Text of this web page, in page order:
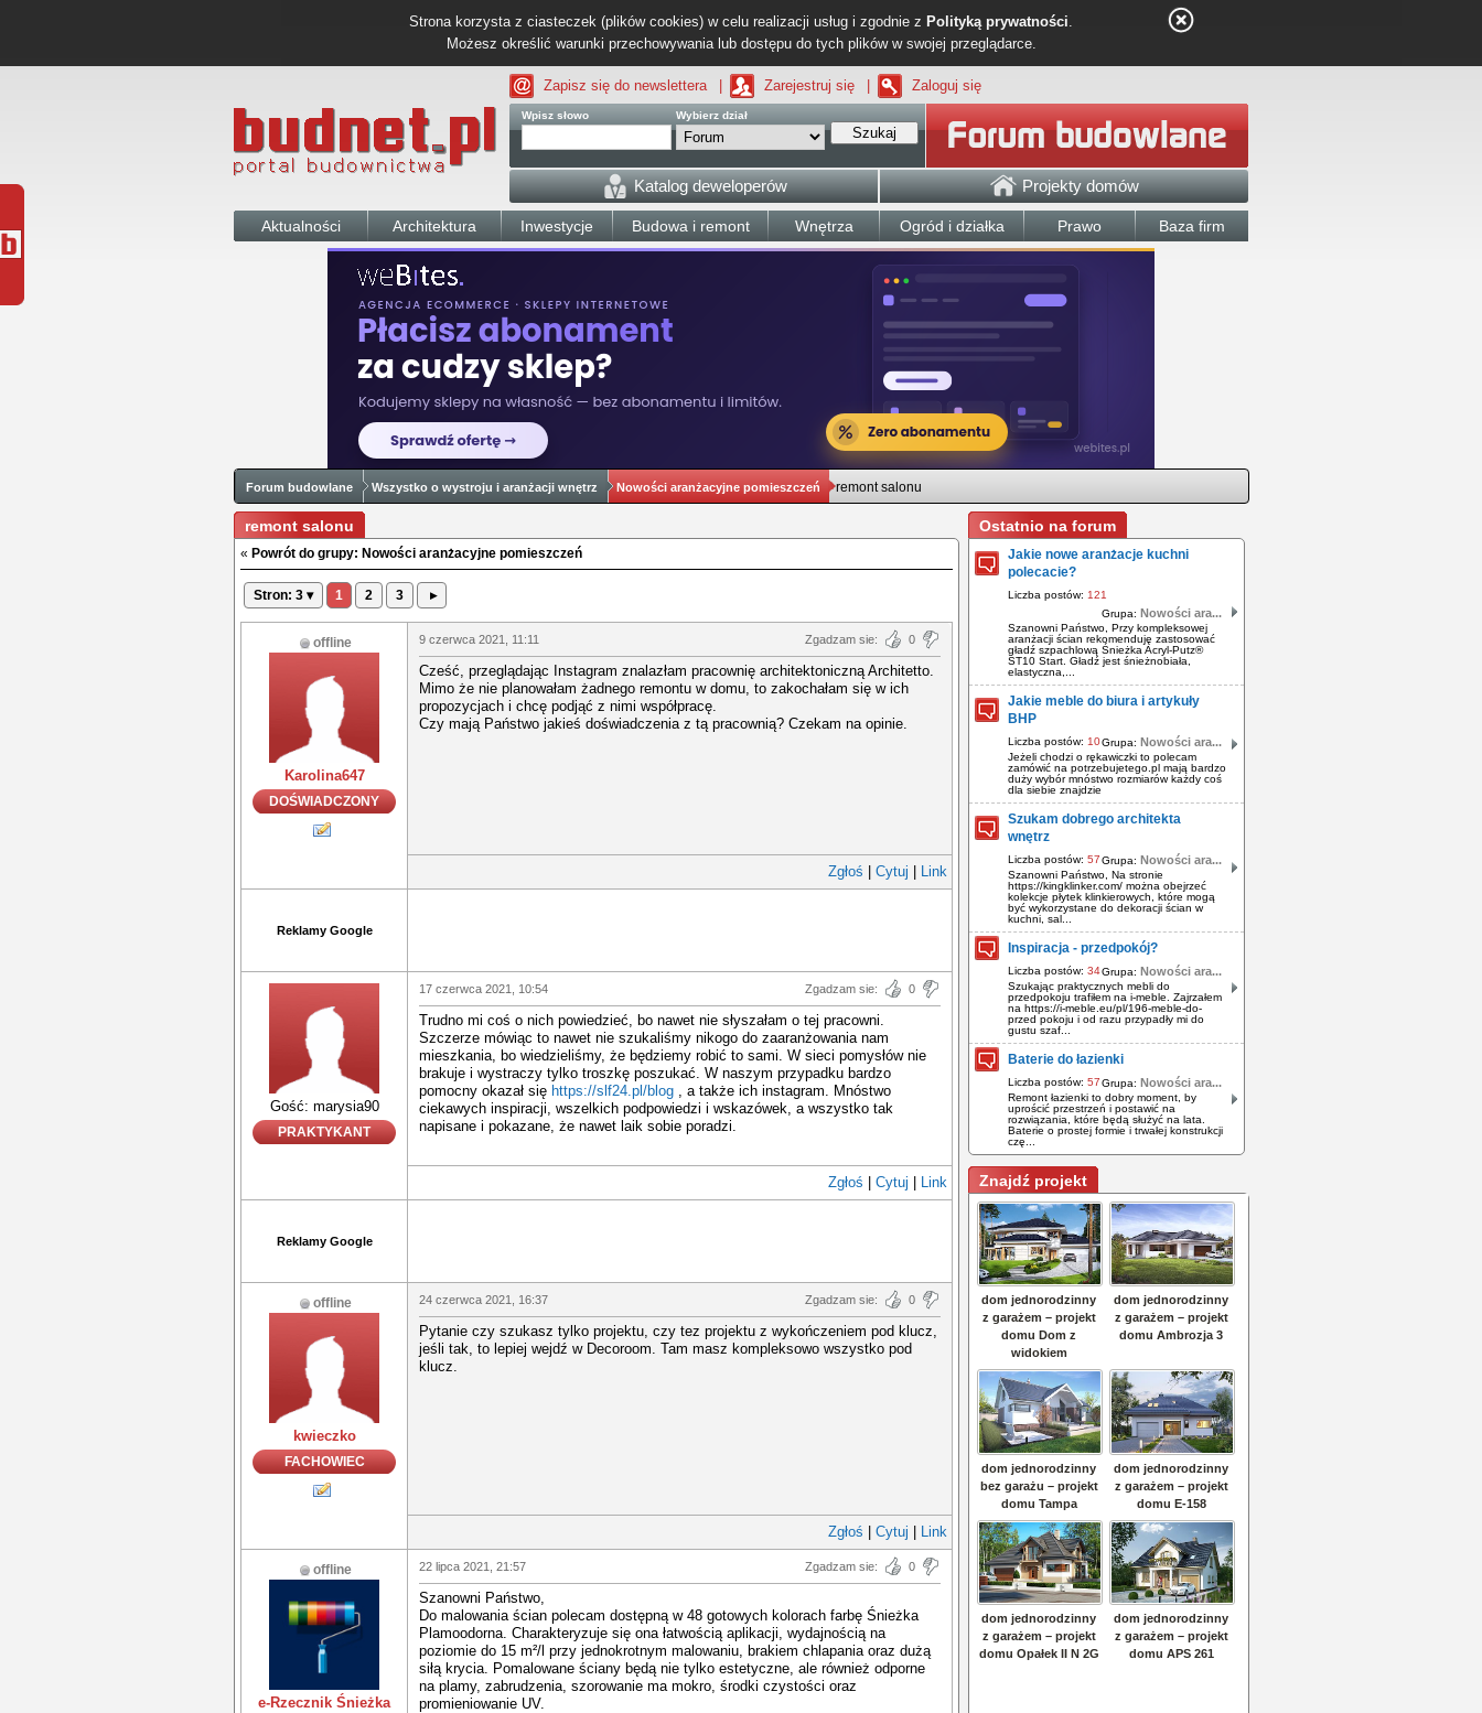
Strona korzysta z ciasteczek (plików cookies) w celu realizacji usług i zgodnie z Polityką prywatności.
Możesz określić warunki przechowywania lub dostępu do tych plików w swojej przeglądarce.
Zapisz się do newslettera Zarejestruj się Zaloguj się
Wpisz słowo Wybierz dział
Szukaj
Katalog deweloperów Projekty domów
Aktualności Architektura Inwestycje Budowa i remont Wnętrza Ogród i działka Prawo Baza firm
Forum budowlane Wszystko o wystroju i aranżacji wnętrz Nowości aranżacyjne pomieszczeń remont salonu
remont salonu
« Powrót do grupy: Nowości aranżacyjne pomieszczeń
Stron: 3 ▾ 1 2 3 ▸
offline
Karolina647
DOŚWIADCZONY
9 czerwca 2021, 11:11 Zgadzam sie: 0
Cześć, przeglądając Instagram znalazłam pracownię architektoniczną Architetto.
Mimo że nie planowałam żadnego remontu w domu, to zakochałam się w ich
propozycjach i chcę podjąć z nimi współpracę.
Czy mają Państwo jakieś doświadczenia z tą pracownią? Czekam na opinie.
Zgłoś Cytuj Link
Reklamy Google
Gość: marysia90
PRAKTYKANT
17 czerwca 2021, 10:54 Zgadzam sie: 0
Trudno mi coś o nich powiedzieć, bo nawet nie słyszałam o tej pracowni.
Szczerze mówiąc to nawet nie szukaliśmy nikogo do zaaranżowania nam
mieszkania, bo wiedzieliśmy, że będziemy robić to sami. W sieci pomysłów nie
brakuje i wystraczy tylko troszkę poszukać. W naszym przypadku bardzo
pomocny okazał się https://slf24.pl/blog , a także ich instagram. Mnóstwo
ciekawych inspiracji, wszelkich podpowiedzi i wskazówek, a wszystko tak
napisane i pokazane, że nawet laik sobie poradzi.
Zgłoś Cytuj Link
Reklamy Google
offline
kwieczko
FACHOWIEC
24 czerwca 2021, 16:37 Zgadzam sie: 0
Pytanie czy szukasz tylko projektu, czy tez projektu z wykończeniem pod klucz,
jeśli tak, to lepiej wejdź w Decoroom. Tam masz kompleksowo wszystko pod
klucz.
Zgłoś Cytuj Link
offline
e-Rzecznik Śnieżka
22 lipca 2021, 21:57 Zgadzam sie: 0
Szanowni Państwo,
Do malowania ścian polecam dostępną w 48 gotowych kolorach farbę Śnieżka
Plamoodorna. Charakteryzuje się ona łatwością aplikacji, wydajnością na
poziomie do 15 m²/l przy jednokrotnym malowaniu, brakiem chlapania oraz dużą
siłą krycia. Pomalowane ściany będą nie tylko estetyczne, ale również odporne
na plamy, zabrudzenia, szorowanie ma mokro, środki czystości oraz
promieniowanie UV.
Ostatnio na forum
Jakie nowe aranżacje kuchni
polecacie?
Liczba postów: 121
Grupa: Nowości ara...
Szanowni Państwo, Przy kompleksowej
aranżacji ścian rekomenduję zastosować
gładź szpachlową Śnieżka Acryl-Putz®
ST10 Start. Gładź jest śnieżnobiała,
elastyczna,...
Jakie meble do biura i artykuły
BHP
Liczba postów: 10Grupa: Nowości ara...
Jeżeli chodzi o rękawiczki to polecam
zamówić na potrzebujetego.pl mają bardzo
duży wybór mnóstwo rozmiarów każdy coś
dla siebie znajdzie
Szukam dobrego architekta
wnętrz
Liczba postów: 57Grupa: Nowości ara...
Szanowni Państwo, Na stronie
https://kingklinker.com/ można obejrzeć
kolekcje płytek klinkierowych, które mogą
być wykorzystane do dekoracji ścian w
kuchni, sal...
Inspiracja - przedpokój?
Liczba postów: 34Grupa: Nowości ara...
Szukając praktycznych mebli do
przedpokoju trafiłem na i-meble. Zajrzałem
na https://i-meble.eu/pl/196-meble-do-
przed pokoju i od razu przypadły mi do
gustu szaf...
Baterie do łazienki
Liczba postów: 57Grupa: Nowości ara...
Remont łazienki to dobry moment, by
uprościć przestrzeń i postawić na
rozwiązania, które będą służyć na lata.
Baterie o prostej formie i trwałej konstrukcji
czę...
Znajdź projekt